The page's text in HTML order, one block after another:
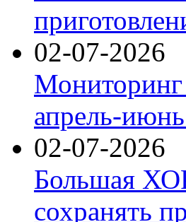
02-07-2026
апрель-
02-07-2026
Большая
сохранять